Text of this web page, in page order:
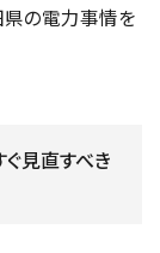
県の電力事情を
ぐ見直すべき